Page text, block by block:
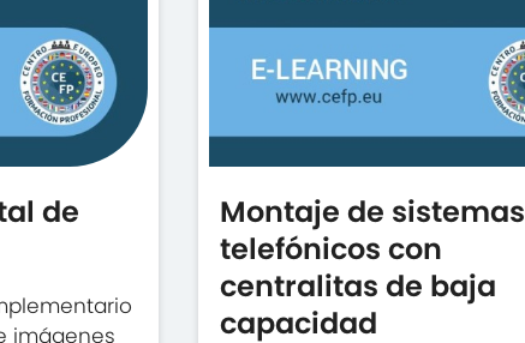
de
imágenes
Montaje de sistemas
telefónicos con
centralitas de baja
capacidad